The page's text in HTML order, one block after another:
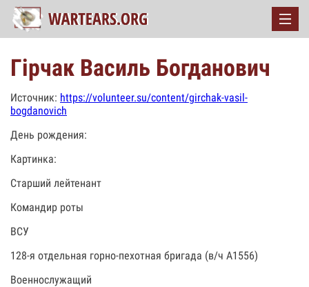
Гірчак Василь Богданович
Источник: https://volunteer.su/content/girchak-vasil-
bogdanovich
День рождения:
Картинка:
Старший лейтенант
Командир роты
ВСУ
128-я отдельная горно-пехотная бригада (в/ч А1556)
Военнослужащий